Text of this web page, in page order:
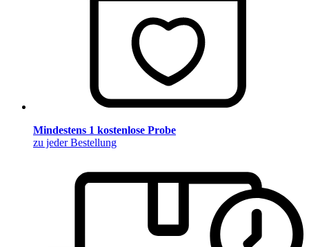
Mindestens 1 kostenlose Probe
zu jeder Bestellung